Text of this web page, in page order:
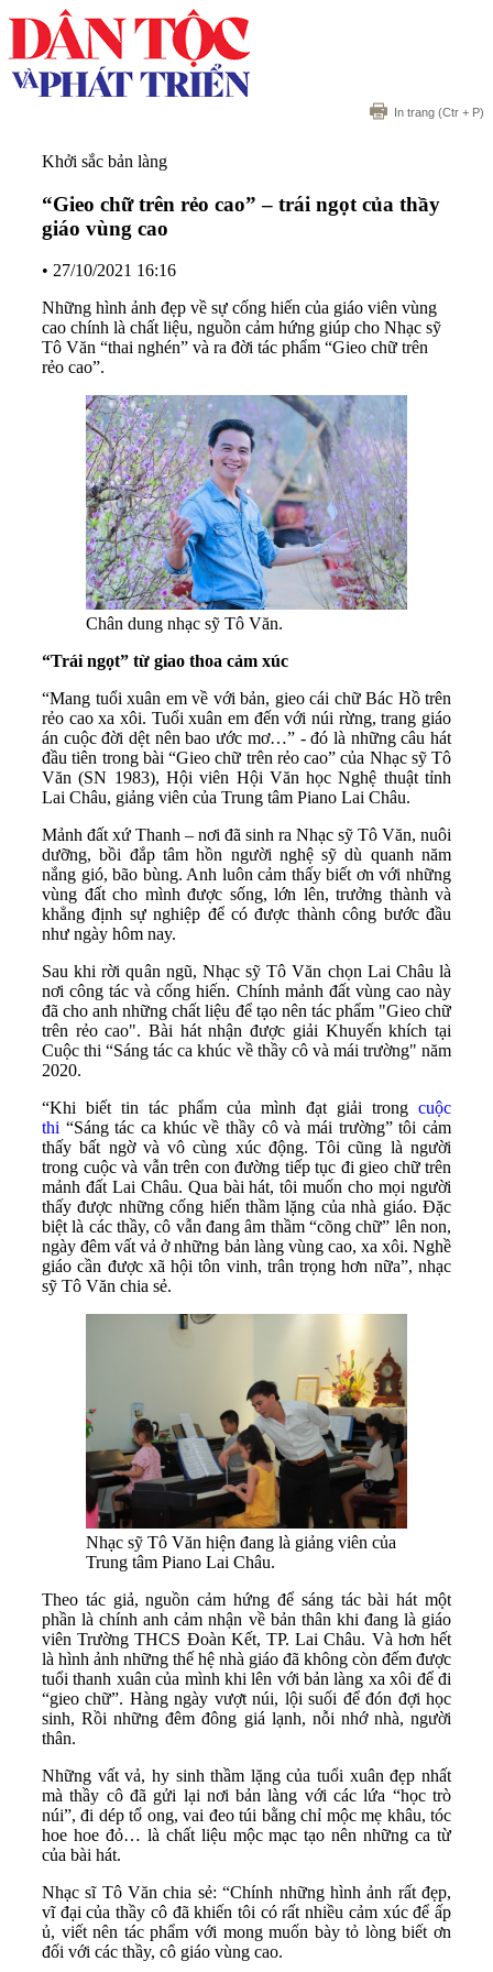
In trang (Ctr + P)
Khởi sắc bản làng
“Gieo chữ trên rẻo cao” – trái ngọt của thầy
giáo vùng cao
• 27/10/2021 16:16
Những hình ảnh đẹp về sự cống hiến của giáo viên vùng
cao chính là chất liệu, nguồn cảm hứng giúp cho Nhạc sỹ
Tô Văn “thai nghén” và ra đời tác phẩm “Gieo chữ trên
rẻo cao”.
Chân dung nhạc sỹ Tô Văn.
“Trái ngọt” từ giao thoa cảm xúc
“Mang tuổi xuân em về với bản, gieo cái chữ Bác Hồ trên
rẻo cao xa xôi. Tuổi xuân em đến với núi rừng, trang giáo
án cuộc đời dệt nên bao ước mơ…” - đó là những câu hát
đầu tiên trong bài “Gieo chữ trên rẻo cao” của Nhạc sỹ Tô
Văn (SN 1983), Hội viên Hội Văn học Nghệ thuật tỉnh
Lai Châu, giảng viên của Trung tâm Piano Lai Châu.
Mảnh đất xứ Thanh – nơi đã sinh ra Nhạc sỹ Tô Văn, nuôi
dưỡng, bồi đắp tâm hồn người nghệ sỹ dù quanh năm
nắng gió, bão bùng. Anh luôn cảm thấy biết ơn với những
vùng đất cho mình được sống, lớn lên, trưởng thành và
khẳng định sự nghiệp để có được thành công bước đầu
như ngày hôm nay.
Sau khi rời quân ngũ, Nhạc sỹ Tô Văn chọn Lai Châu là
nơi công tác và cống hiến. Chính mảnh đất vùng cao này
đã cho anh những chất liệu để tạo nên tác phẩm "Gieo chữ
trên rẻo cao". Bài hát nhận được giải Khuyến khích tại
Cuộc thi “Sáng tác ca khúc về thầy cô và mái trường" năm
2020.
“Khi biết tin tác phẩm của mình đạt giải trong cuộc
thi “Sáng tác ca khúc về thầy cô và mái trường” tôi cảm
thấy bất ngờ và vô cùng xúc động. Tôi cũng là người
trong cuộc và vẫn trên con đường tiếp tục đi gieo chữ trên
mảnh đất Lai Châu. Qua bài hát, tôi muốn cho mọi người
thấy được những cống hiến thầm lặng của nhà giáo. Đặc
biệt là các thầy, cô vẫn đang âm thầm “cõng chữ” lên non,
ngày đêm vất vả ở những bản làng vùng cao, xa xôi. Nghề
giáo cần được xã hội tôn vinh, trân trọng hơn nữa”, nhạc
sỹ Tô Văn chia sẻ.
Nhạc sỹ Tô Văn hiện đang là giảng viên của
Trung tâm Piano Lai Châu.
Theo tác giả, nguồn cảm hứng để sáng tác bài hát một
phần là chính anh cảm nhận về bản thân khi đang là giáo
viên Trường THCS Đoàn Kết, TP. Lai Châu. Và hơn hết
là hình ảnh những thế hệ nhà giáo đã không còn đếm được
tuổi thanh xuân của mình khi lên với bản làng xa xôi để đi
“gieo chữ”. Hàng ngày vượt núi, lội suối để đón đợi học
sinh, Rồi những đêm đông giá lạnh, nỗi nhớ nhà, người
thân.
Những vất vả, hy sinh thầm lặng của tuổi xuân đẹp nhất
mà thầy cô đã gửi lại nơi bản làng với các lứa “học trò
núi”, đi dép tổ ong, vai đeo túi bằng chỉ mộc mẹ khâu, tóc
hoe hoe đỏ… là chất liệu mộc mạc tạo nên những ca từ
của bài hát.
Nhạc sĩ Tô Văn chia sẻ: “Chính những hình ảnh rất đẹp,
vĩ đại của thầy cô đã khiến tôi có rất nhiều cảm xúc để ấp
ủ, viết nên tác phẩm với mong muốn bày tỏ lòng biết ơn
đối với các thầy, cô giáo vùng cao.